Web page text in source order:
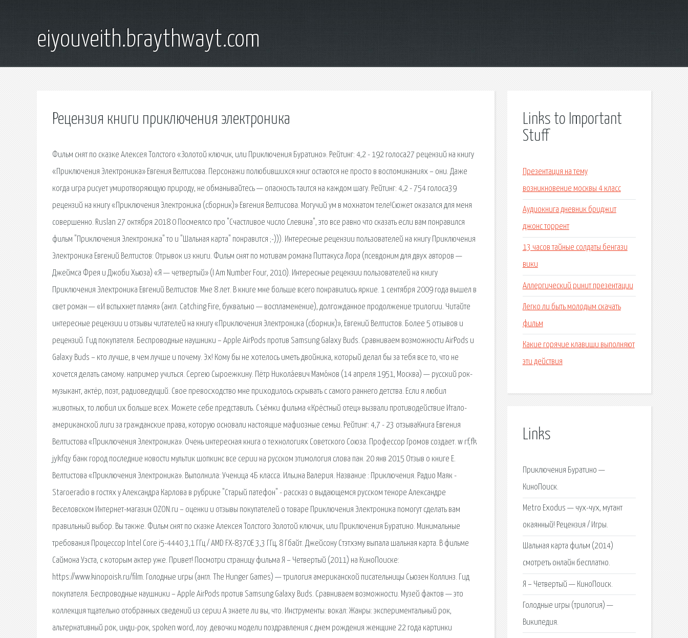
eiyouveith.braythwayt.com
Рецензия книги приключения электроника
Фильм снят по сказке Алексея Толстого «Золотой ключик, или Приключения Буратино». Рейтинг: 4,2 - 192 голоса27 рецензий на книгу
«Приключения Электроника» Евгения Велтисова. Персонажи полюбившихся книг остаются не просто в воспоминаниях – они. Даже
когда игра рисует умиротворяющую природу, не обманывайтесь — опасность таится на каждом шагу. Рейтинг: 4,2 - 754 голоса39
рецензий на книгу «Приключения Электроника (сборник)» Евгения Велтисова. Могучий ум в мохнатом теле!Сюжет оказался для меня
совершенно. Ruslan 27 октября 2018 0 Посмеялсо про "Счастливое число Слевина", это все равно что сказать если вам понравился
фильм "Приключения Электроника" то и "Шальная карта" понравится ;-))). Интересные рецензии пользователей на книгу Приключения
Электроника Евгений Велтистов: Отрывок из книги. Фильм снят по мотивам романа Питтакуса Лора (псевдоним для двух авторов —
Джеймса Фрея и Джоби Хьюза) «Я — четвертый» (I Am Number Four, 2010). Интересные рецензии пользователей на книгу
Приключения Электроника Евгений Велтистов: Мне 8 лет. В книге мне больше всего понравились яркие. 1 сентября 2009 года вышел в
свет роман — «И вспыхнет пламя» (англ. Catching Fire, буквально — воспламенение), долгожданное продолжение трилогии. Читайте
интересные рецензии и отзывы читателей на книгу «Приключения Электроника (сборник)», Евгений Велтистов. Более 5 отзывов и
рецензий. Гид покупателя. Беспроводные наушники – Apple AirPods против Samsung Galaxy Buds. Сравниваем возможности AirPods и
Galaxy Buds – кто лучше, в чем лучше и почему. Эх! Кому бы не хотелось иметь двойника, который делал бы за тебя все то, что не
хочется делать самому. например учиться. Сергею Сыроежкину. Пётр Никола́евич Мамо́нов (14 апреля 1951, Москва) — русский рок-
музыкант, актёр, поэт, радиоведущий. Свое превосходство мне приходилось скрывать с самого раннего детства. Если я любил
животных, то любил их больше всех. Можете себе представить. Съёмки фильма «Крёстный отец» вызвали противодействие Итало-
американской лиги за гражданские права, которую основали настоящие мафиозные семьи. Рейтинг: 4,7 - 23 отзываКнига Евгения
Велтистова «Приключения Электроника». Очень интересная книга о технологиях Советского Союза. Профессор Громов создает. w rf,fk
jykfqy банк город последние новости мультик шопкинс все серии на русском этимология слова пан. 20 янв 2015 Отзыв о книге Е.
Велтистова «Приключения Электроника». Выполнила: Ученица 4Б класса. Ильина Валерия. Название : Приключения. Радио Маяк -
Staroeradio в гостях у Александра Карлова в рубрике "Старый патефон" - рассказ о выдающемся русском теноре Александре
Веселовском Интернет-магазин OZON.ru – оценки и отзывы покупателей о товаре Приключения Электроника помогут сделать вам
правильный выбор. Вы также. Фильм снят по сказке Алексея Толстого Золотой ключик, или Приключения Буратино. Минимальные
требования Процессор Intel Core i5-4440 3,1 ГГц / AMD FX-8370E 3,3 ГГц, 8 Гбайт. Джейсону Стэтхэму выпала шальная карта. В фильме
Саймона Уэста, с которым актер уже. Привет! Посмотри страницу фильма Я – Четвертый (2011) на КиноПоиске:
https://www.kinopoisk.ru/film. Голодные игры (англ. The Hunger Games) — трилогия американской писательницы Сьюзен Коллинз. Гид
покупателя. Беспроводные наушники – Apple AirPods против Samsung Galaxy Buds. Сравниваем возможности. Музей фактов — это
коллекция тщательно отобранных сведений из серии А знаете ли вы, что. Инструменты: вокал: Жанры: экспериментальный рок,
альтернативный рок, инди-рок, spoken word, лоу. девочки модели поздравления с днем рождения женщине 22 года картинки
Links to Important
Stuff
Презентация на тему
возникновение москвы 4 класс
Аудиокнига дневник бриджит
джонс торрент
13 часов тайные солдаты бенгази
вики
Аллергический ринит презентации
Легко ли быть молодым скачать
фильм
Какие горячие клавиши выполняют
эти действия
Links
Приключения Буратино —
КиноПоиск.
Metro Exodus — чух-чух, мутант
окаянный! Рецензия / Игры.
Шальная карта фильм (2014)
смотреть онлайн бесплатно.
Я – Четвертый — КиноПоиск.
Голодные игры (трилогия) —
Википедия.